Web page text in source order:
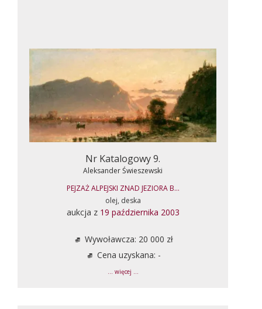
Nr Katalogowy 9.
Aleksander Świeszewski
PEJZAŻ ALPEJSKI ZNAD JEZIORA B...
olej, deska
aukcja z 19 października 2003
Wywoławcza: 20 000 zł
Cena uzyskana: -
... więcej ...